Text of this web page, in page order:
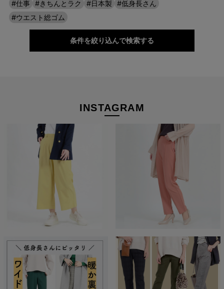
スニーカーにも合わせやすい♪
#仕事 #きちんとラク #日本製
#低身長さん
#ウエスト総ゴム
条件を絞り込んで検索する
INSTAGRAM